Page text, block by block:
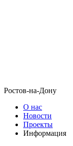
Ростов-на-Дону
О нас
Новости
Проекты
Информация